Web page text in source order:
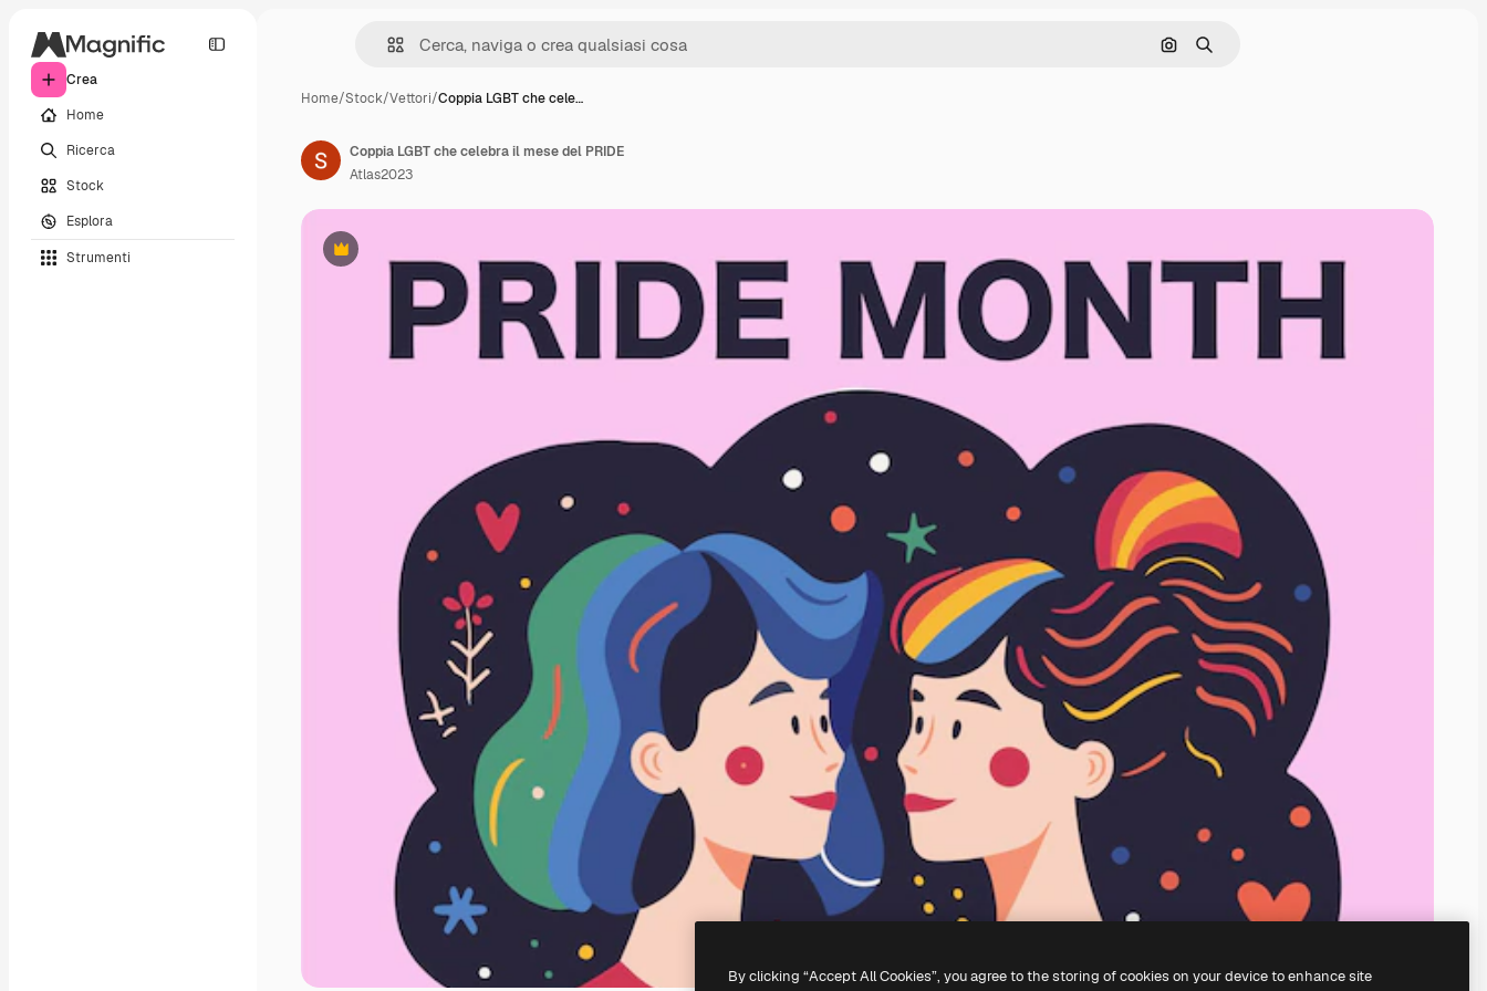
Crea
Home
Ricerca
Stock
Esplora
Strumenti
Cerca per immagine
Ricerca
Home/Stock/Vettori/Coppia LGBT che cele…
Premium
Coppia LGBT che celebra il mese del PRIDE
Atlas2023
By clicking “Accept All Cookies”, you agree to the storing of cookies on your device to enhance site